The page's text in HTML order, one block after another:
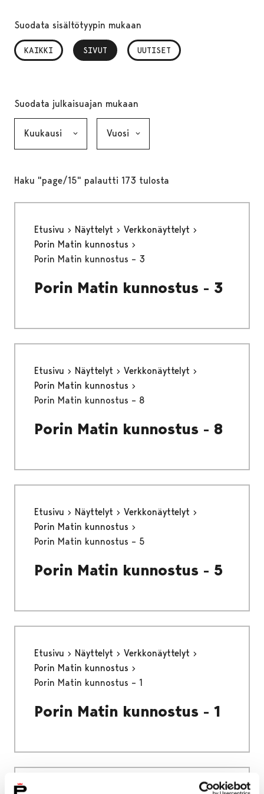
Suodata sisältötyypin mukaan
KAIKKI SIVUT
, VALITTU UUTISET
Suodata julkaisuajan mukaan
Haku "page/15" palautti 173 tulosta
Etusivu Näyttelyt
Verkkonäyttelyt
Porin Matin kunnostus
Porin Matin kunnostus – 3
Porin Matin kunnostus - 3
Etusivu Näyttelyt
Verkkonäyttelyt
Porin Matin kunnostus
Porin Matin kunnostus – 8
Porin Matin kunnostus - 8
Etusivu Näyttelyt
Verkkonäyttelyt
Porin Matin kunnostus
Porin Matin kunnostus – 5
Porin Matin kunnostus - 5
Etusivu Näyttelyt
Verkkonäyttelyt
Porin Matin kunnostus
Porin Matin kunnostus – 1
Porin Matin kunnostus - 1